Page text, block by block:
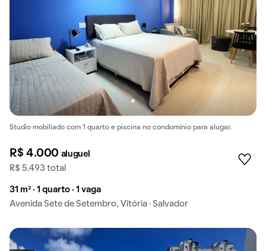
Studio mobiliado com 1 quarto e piscina no condomínio para alugar.
R$ 4.000 aluguel
R$ 5.493 total
31 m² · 1 quarto · 1 vaga
Avenida Sete de Setembro, Vitória · Salvador